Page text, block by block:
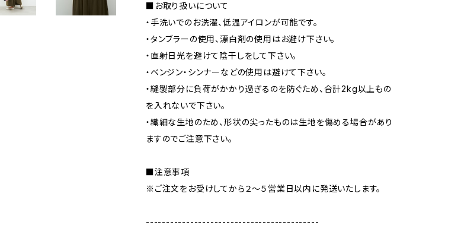
■お取り扱いについて
・手洗いでのお洗濯、低温アイロンが可能です。
・タンブラーの使用、漂白剤の使用はお避け下さい。
・直射日光を避けて陰干しをして下さい。
・ベンジン・シンナーなどの使用は避けて下さい。
・縫製部分に負荷がかかり過ぎるのを防ぐため、合計2kg以上もの
を入れないで下さい。
・繊細な生地のため、形状の尖ったものは生地を傷める場合があり
ますのでご注意下さい。
■注意事項
※ご注文をお受けしてから２～５営業日以内に発送いたします。
-------------------------------------------